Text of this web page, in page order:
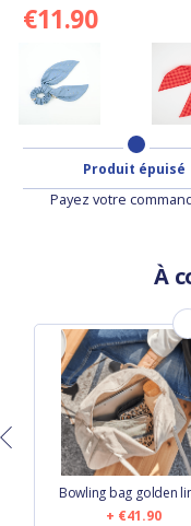
€11.90
Produit épuisé
Payez votre
À
Bowling bag golden
€41.90